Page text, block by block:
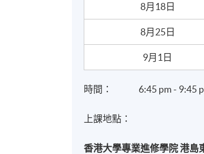
8月18日
8月25日
9月1日
時間： 6:45 pm - 9:45
上課地點：
香港大學專業進修學院 港島